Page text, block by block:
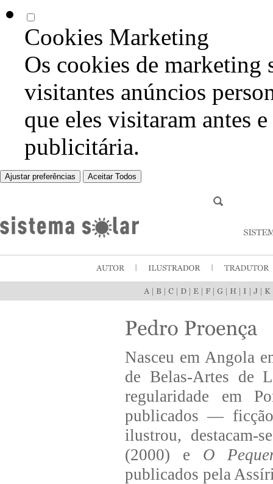
Cookies Marketing
Os cookies de marketing
visitantes anúncios
que eles visitaram antes
publicitária.
Ajustar preferências Aceitar Todos
Nasceu em Angola
de Belas-Artes de
regularidade em
publicados —
ilustrou, destacam-
(2000) e O
publicados pela